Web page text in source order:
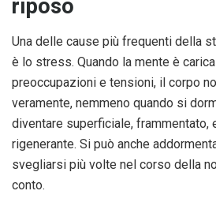
riposo
Una delle cause più frequenti della
è lo stress. Quando la mente è
preoccupazioni e tensioni, il corpo
veramente, nemmeno quando si
diventare superficiale, frammentato,
rigenerante. Si può anche
svegliarsi più volte nel corso della
conto.